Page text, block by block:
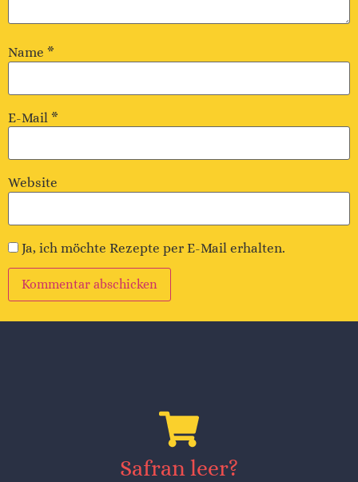
Name *
E-Mail *
Website
Ja, ich möchte Rezepte per E-Mail erhalten.
Alternative:
Safran leer?